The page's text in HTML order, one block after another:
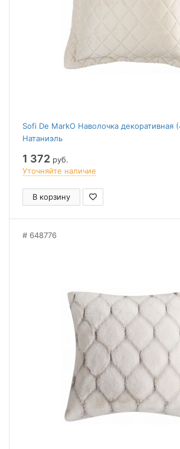
Sofi De MarkO Наволочка декоративная
Натаниэль
1 372 руб.
Уточняйте наличие
В корзину
648776